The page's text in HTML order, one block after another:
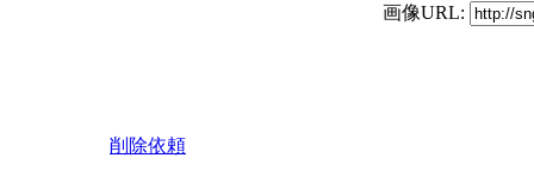
画像URL:
削除依頼